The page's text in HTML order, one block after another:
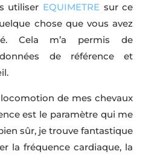
utiliser EQUIMETRE sur ce
chose que vous avez
Cela m’a permis de
de référence et
locomotion de mes chevaux
est le paramètre qui me
sûr, je trouve fantastique
la fréquence cardiaque, la